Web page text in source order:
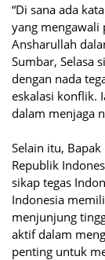
“Di sana ada
yang mengawali
Ansharullah
Sumbar, Selasa
dengan nada
eskalasi konflik.
dalam menjaga
Selain itu,
Republik
sikap tegas
Indonesia
menjunjung
aktif dalam
penting untuk